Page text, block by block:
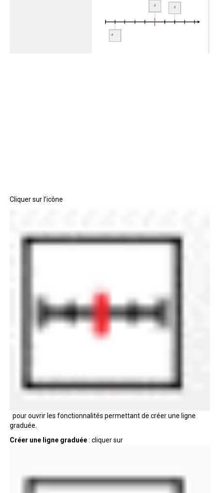
Cliquer sur l’icône
pour ouvrir les fonctionnalités permettant de créer une ligne
graduée.
Créer une ligne graduée: cliquer sur